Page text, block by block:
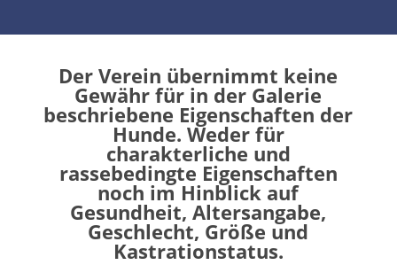
Der Verein übernimmt keine
Gewähr für in der Galerie
beschriebene Eigenschaften der
Hunde. Weder für
charakterliche und
rassebedingte Eigenschaften
noch im Hinblick auf
Gesundheit, Altersangabe,
Geschlecht, Größe und
Kastrationstatus.